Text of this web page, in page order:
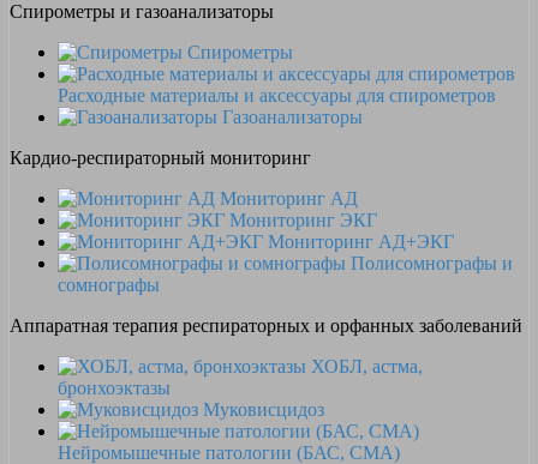
Спирометры и газоанализаторы
Спирометры
Расходные материалы и аксессуары для спирометров
Газоанализаторы
Кардио-респираторный мониторинг
Мониторинг АД
Мониторинг ЭКГ
Мониторинг АД+ЭКГ
Полисомнографы и
сомнографы
Аппаратная терапия респираторных и орфанных заболеваний
ХОБЛ, астма,
бронхоэктазы
Муковисцидоз
Нейромышечные патологии (БАС, СМА)